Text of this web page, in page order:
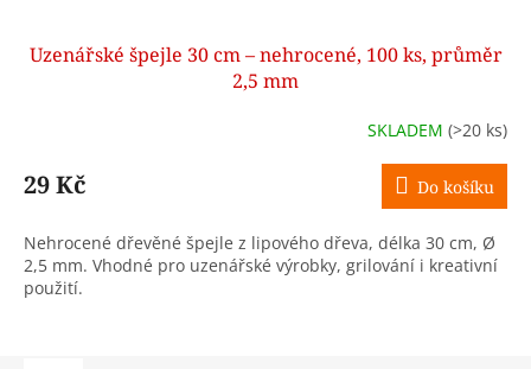
Uzenářské špejle 30 cm – nehrocené, 100 ks, průměr
2,5 mm
SKLADEM (>20 ks)
29 Kč Do košíku
Nehrocené dřevěné špejle z lipového dřeva, délka 30 cm, Ø
2,5 mm. Vhodné pro uzenářské výrobky, grilování i kreativní
použití.